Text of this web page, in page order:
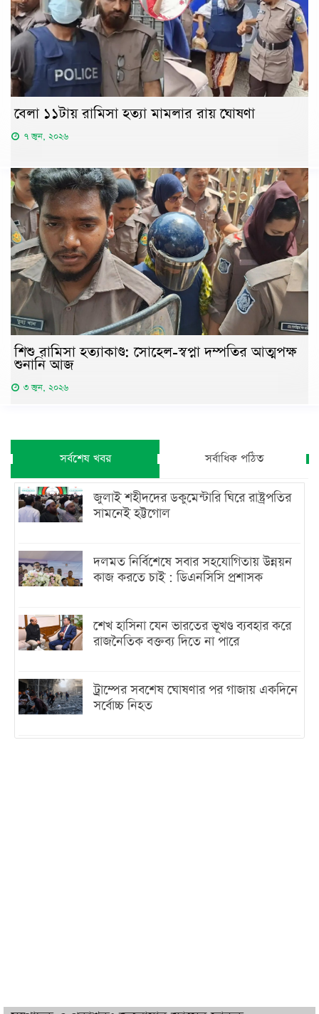
বেলা ১১টায় রামিসা হত্যা মামলার রায় ঘোষণা
৭ জুন, ২০২৬
শিশু রামিসা হত্যাকাণ্ড: সোহেল-স্বপ্না দম্পতির আত্মপক্ষ
শুনানি আজ
৩ জুন, ২০২৬
সর্বশেষ খবর সর্বাধিক পঠিত
জুলাই শহীদদের ডকুমেন্টারি ঘিরে রাষ্ট্রপতির
সামনেই হট্টগোল
দলমত নির্বিশেষে সবার সহযোগিতায় উন্নয়ন
কাজ করতে চাই : ডিএনসিসি প্রশাসক
শেখ হাসিনা যেন ভারতের ভূখণ্ড ব্যবহার করে
রাজনৈতিক বক্তব্য দিতে না পারে
ট্রাম্পের সবশেষ ঘোষণার পর গাজায় একদিনে
সর্বোচ্চ নিহত
দুবাইয়ে বেনজীরের জামিন বাতিল করতে ল